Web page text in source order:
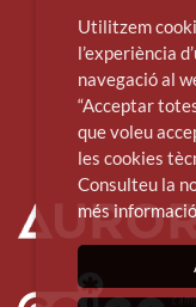
Utilitzem
l’experiència
navegació al
“Acceptar
que voleu
les cookies
Consulteu la
més